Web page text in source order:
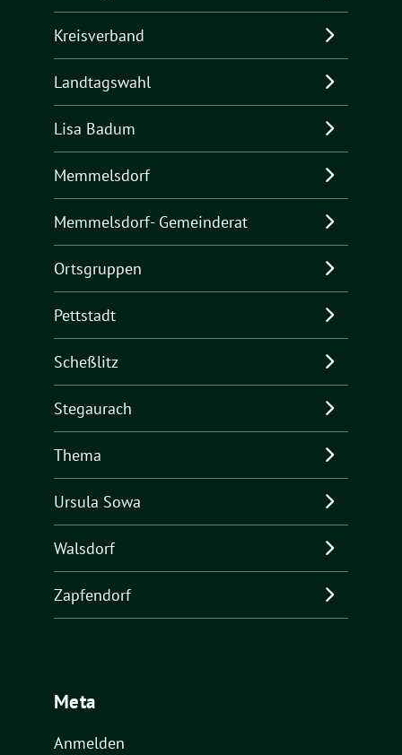
Kreisverband
Landtagswahl
Lisa Badum
Memmelsdorf
Memmelsdorf- Gemeinderat
Ortsgruppen
Pettstadt
Scheßlitz
Stegaurach
Thema
Ursula Sowa
Walsdorf
Zapfendorf
Meta
Anmelden